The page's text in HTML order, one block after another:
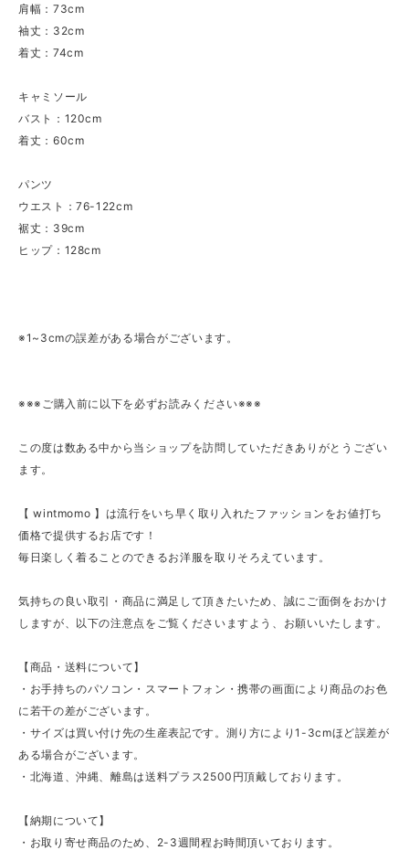
肩幅：73cm
袖丈：32cm
着丈：74cm
キャミソール
バスト：120cm
着丈：60cm
パンツ
ウエスト：76-122cm
裾丈：39cm
ヒップ：128cm
※1~3cmの誤差がある場合がございます。
※※※ご購入前に以下を必ずお読みください※※※
この度は数ある中から当ショップを訪問していただきありがとうござい
ます。
【 wintmomo 】は流行をいち早く取り入れたファッションをお値打ち
価格で提供するお店です！
毎日楽しく着ることのできるお洋服を取りそろえています。
気持ちの良い取引・商品に満足して頂きたいため、誠にご面倒をおかけ
しますが、以下の注意点をご覧くださいますよう、お願いいたします。
【商品・送料について】
・お手持ちのパソコン・スマートフォン・携帯の画面により商品のお色
に若干の差がございます。
・サイズは買い付け先の生産表記です。測り方により1-3cmほど誤差が
ある場合がございます。
・北海道、沖縄、離島は送料プラス2500円頂戴しております。
【納期について】
・お取り寄せ商品のため、2-3週間程お時間頂いております。